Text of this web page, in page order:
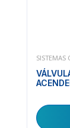
SISTEMAS